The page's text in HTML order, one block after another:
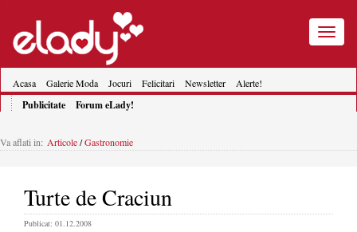
Toggle
Acasa Galerie Moda Jocuri Felicitari Newsletter Alerte!
Publicitate Forum eLady!
Va aflati in: Articole/Gastronomie
Turte de Craciun
Publicat: 01.12.2008